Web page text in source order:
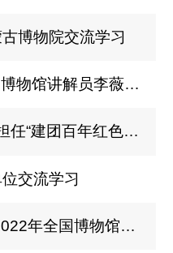
博物院交流学习
“强国复兴有我” ——荆州博物馆讲解员李薇蕾入选“百姓宣讲团“”
我馆讲解员雷双慧应邀 ​ 担任“建团百年红色故事宣讲比赛”评委
交流学习
我馆宣教部讲解员参加“2022年全国博物馆讲解员高级讲习班”